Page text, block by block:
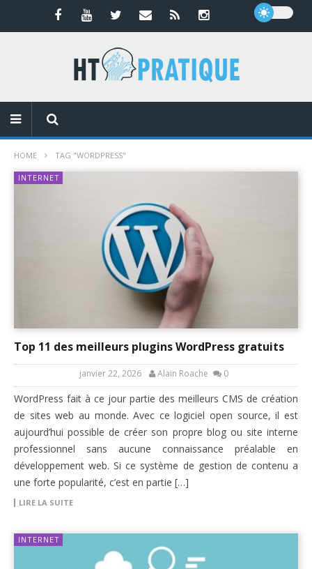
HOME TAG "WORDPRESS"
INTERNET
Top 11 des meilleurs plugins WordPress gratuits
janvier 22, 2026 Alain Roache 0
WordPress fait à ce jour partie des meilleurs CMS de création
de sites web au monde. Avec ce logiciel open source, il est
aujourd’hui possible de créer son propre blog ou site interne
professionnel sans aucune connaissance préalable en
développement web. Si ce système de gestion de contenu a
une forte popularité, c’est en partie […]
LIRE LA SUITE
INTERNET